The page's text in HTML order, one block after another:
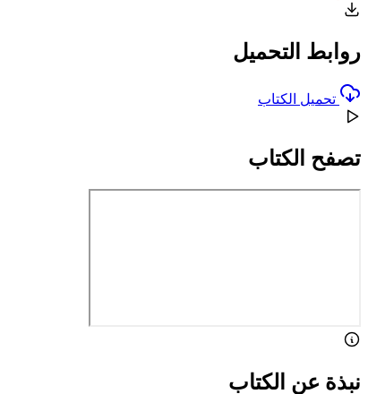
روابط التحميل
تحميل الكتاب
تصفح الكتاب
نبذة عن الكتاب